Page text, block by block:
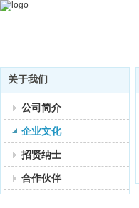
关于我们
公司简介
企业文化
招贤纳士
合作伙伴